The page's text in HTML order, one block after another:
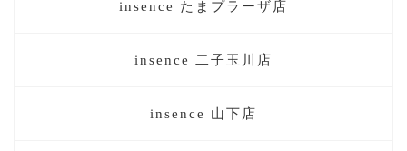
insence たまプラーザ店
insence 二子玉川店
insence 山下店